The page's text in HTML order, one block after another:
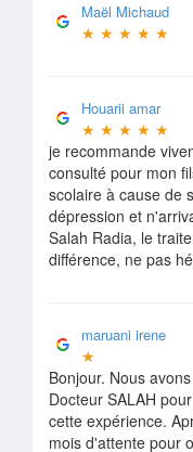
Maël Michaud
★ ★ ★ ★ ★
Houarii amar
★ ★ ★ ★ ★
je recommande
consulté pour mon
scolaire à cause de
dépression et
Salah Radia, le
différence, ne pas
maruani irene
★
Bonjour. Nous
Docteur SALAH
cette expérience.
mois d'attente pour